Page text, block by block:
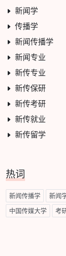
新闻学
传播学
新闻传播学
新闻专业
新传专业
新传保研
新传考研
新传就业
新传留学
热词
新闻传播学 新闻
中国传媒大学 考